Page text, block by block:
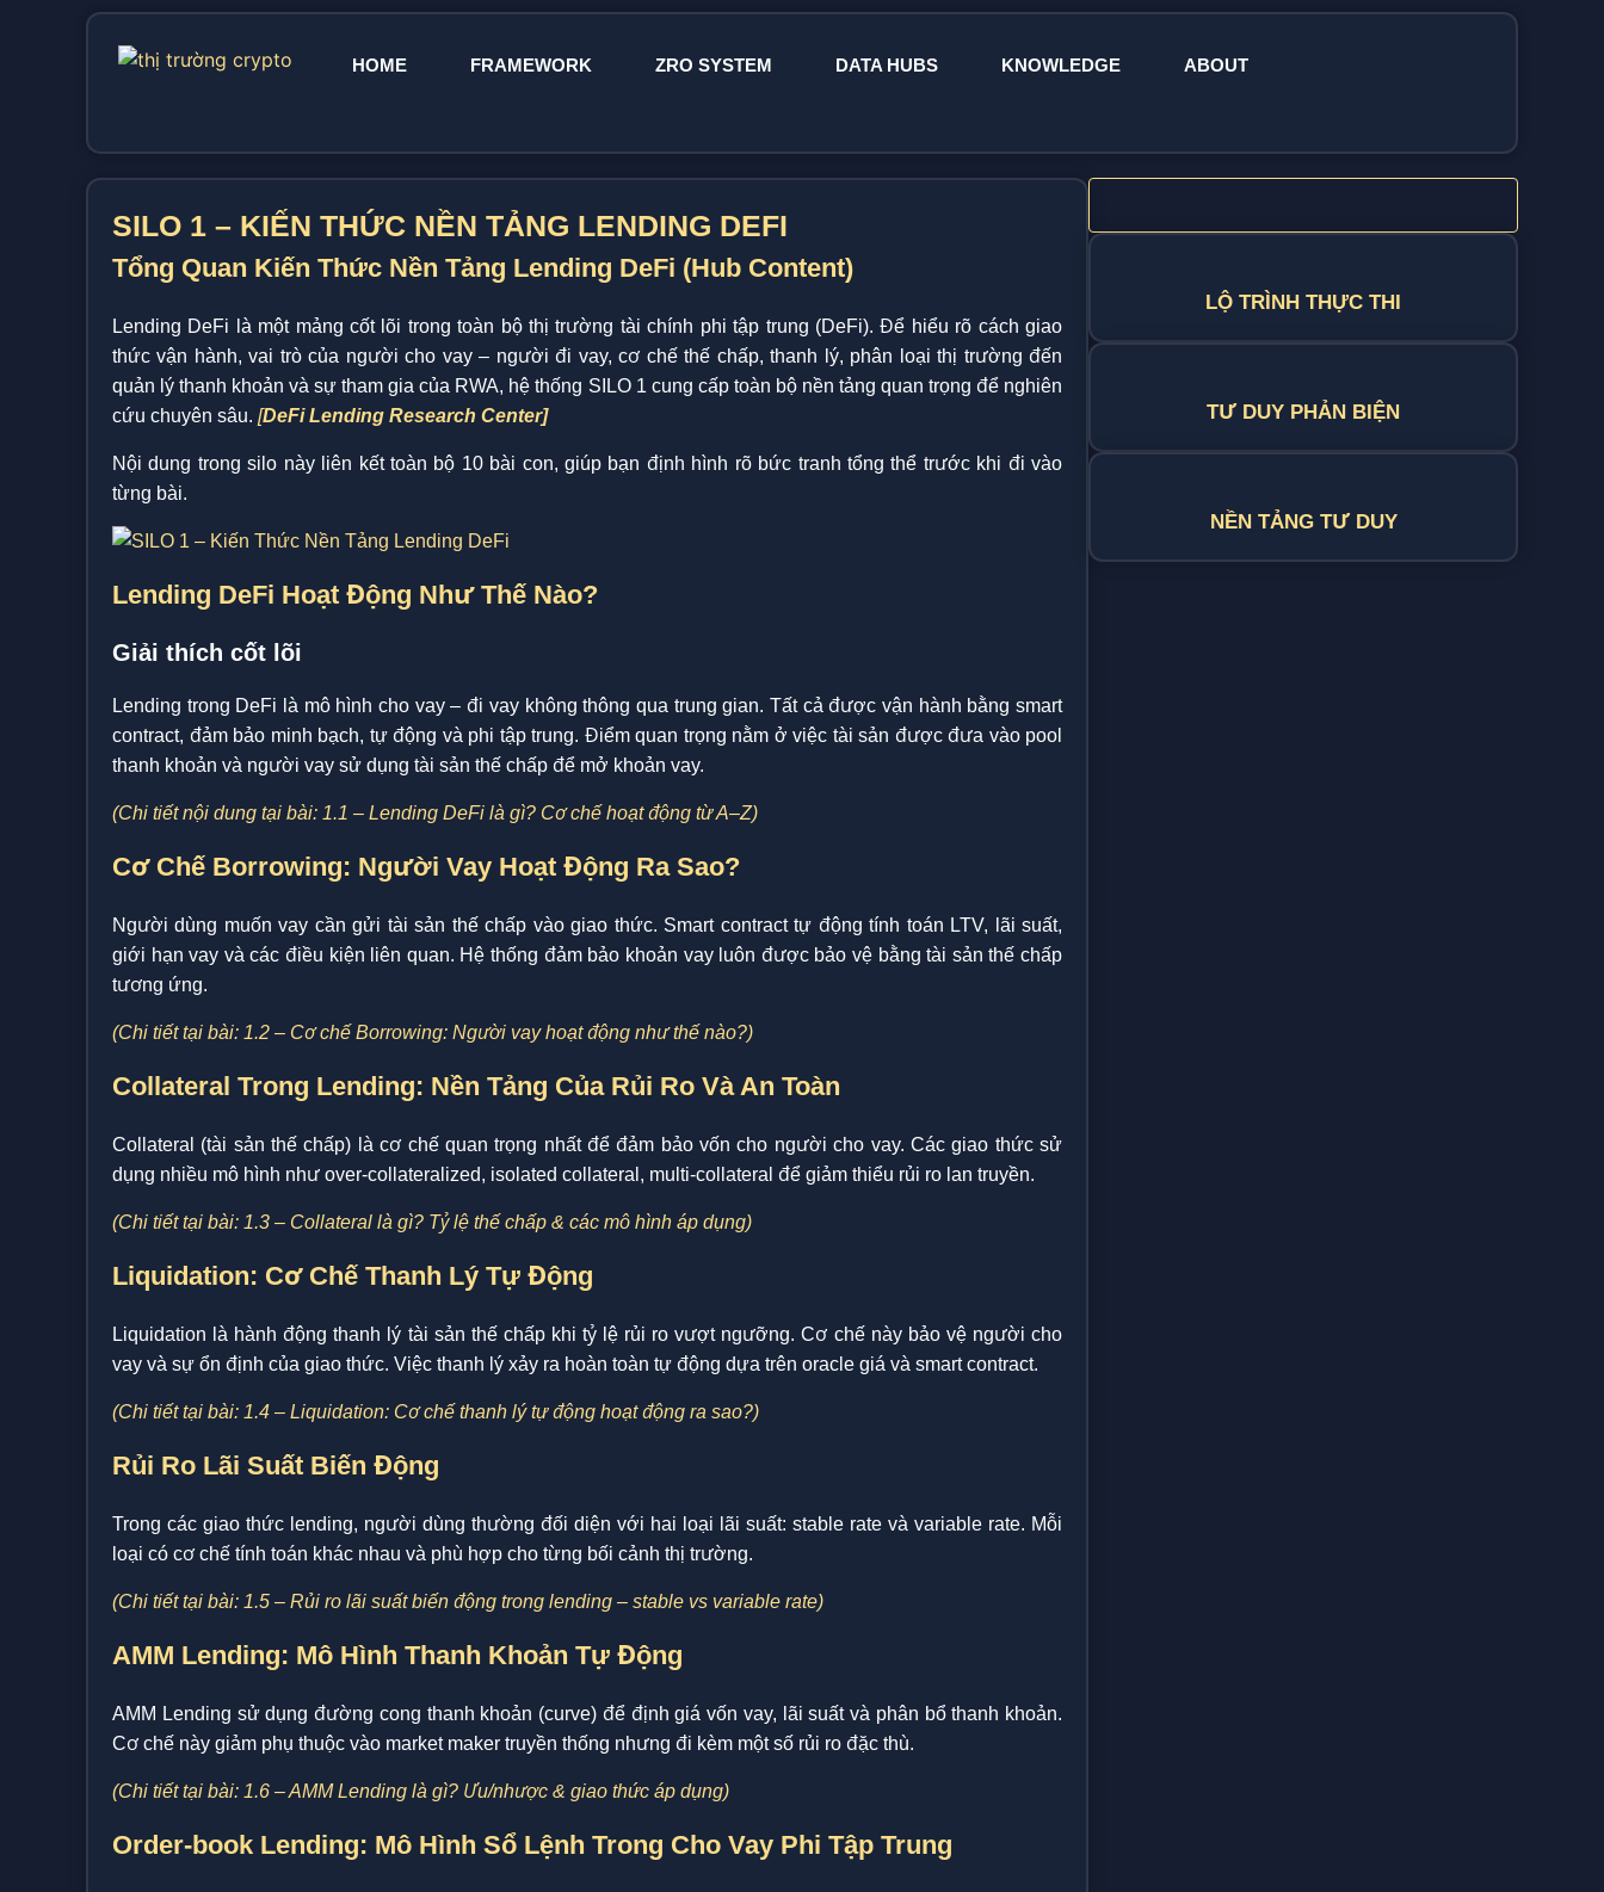
HOME FRAMEWORK ZRO SYSTEM DATA HUBS KNOWLEDGE ABOUT
SILO 1 – KIẾN THỨC NỀN TẢNG LENDING DEFI
Tổng Quan Kiến Thức Nền Tảng Lending DeFi (Hub Content)
Lending DeFi là một mảng cốt lõi trong toàn bộ thị trường tài chính phi tập trung (DeFi). Để hiểu rõ cách giao
thức vận hành, vai trò của người cho vay – người đi vay, cơ chế thế chấp, thanh lý, phân loại thị trường đến
quản lý thanh khoản và sự tham gia của RWA, hệ thống SILO 1 cung cấp toàn bộ nền tảng quan trọng để nghiên
cứu chuyên sâu. [DeFi Lending Research Center]
Nội dung trong silo này liên kết toàn bộ 10 bài con, giúp bạn định hình rõ bức tranh tổng thể trước khi đi vào
từng bài.
Lending DeFi Hoạt Động Như Thế Nào?
Giải thích cốt lõi
Lending trong DeFi là mô hình cho vay – đi vay không thông qua trung gian. Tất cả được vận hành bằng smart
contract, đảm bảo minh bạch, tự động và phi tập trung. Điểm quan trọng nằm ở việc tài sản được đưa vào pool
thanh khoản và người vay sử dụng tài sản thế chấp để mở khoản vay.
(Chi tiết nội dung tại bài: 1.1 – Lending DeFi là gì? Cơ chế hoạt động từ A–Z)
Cơ Chế Borrowing: Người Vay Hoạt Động Ra Sao?
Người dùng muốn vay cần gửi tài sản thế chấp vào giao thức. Smart contract tự động tính toán LTV, lãi suất,
giới hạn vay và các điều kiện liên quan. Hệ thống đảm bảo khoản vay luôn được bảo vệ bằng tài sản thế chấp
tương ứng.
(Chi tiết tại bài: 1.2 – Cơ chế Borrowing: Người vay hoạt động như thế nào?)
Collateral Trong Lending: Nền Tảng Của Rủi Ro Và An Toàn
Collateral (tài sản thế chấp) là cơ chế quan trọng nhất để đảm bảo vốn cho người cho vay. Các giao thức sử
dụng nhiều mô hình như over-collateralized, isolated collateral, multi-collateral để giảm thiểu rủi ro lan truyền.
(Chi tiết tại bài: 1.3 – Collateral là gì? Tỷ lệ thế chấp & các mô hình áp dụng)
Liquidation: Cơ Chế Thanh Lý Tự Động
Liquidation là hành động thanh lý tài sản thế chấp khi tỷ lệ rủi ro vượt ngưỡng. Cơ chế này bảo vệ người cho
vay và sự ổn định của giao thức. Việc thanh lý xảy ra hoàn toàn tự động dựa trên oracle giá và smart contract.
(Chi tiết tại bài: 1.4 – Liquidation: Cơ chế thanh lý tự động hoạt động ra sao?)
Rủi Ro Lãi Suất Biến Động
Trong các giao thức lending, người dùng thường đối diện với hai loại lãi suất: stable rate và variable rate. Mỗi
loại có cơ chế tính toán khác nhau và phù hợp cho từng bối cảnh thị trường.
(Chi tiết tại bài: 1.5 – Rủi ro lãi suất biến động trong lending – stable vs variable rate)
AMM Lending: Mô Hình Thanh Khoản Tự Động
AMM Lending sử dụng đường cong thanh khoản (curve) để định giá vốn vay, lãi suất và phân bổ thanh khoản.
Cơ chế này giảm phụ thuộc vào market maker truyền thống nhưng đi kèm một số rủi ro đặc thù.
(Chi tiết tại bài: 1.6 – AMM Lending là gì? Ưu/nhược & giao thức áp dụng)
Order-book Lending: Mô Hình Sổ Lệnh Trong Cho Vay Phi Tập Trung
LỘ TRÌNH THỰC THI
TƯ DUY PHẢN BIỆN
NỀN TẢNG TƯ DUY